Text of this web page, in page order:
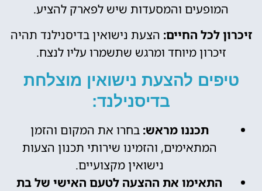
המופעים והמסעדות שיש לפארק להציע.
זיכרון לכל החיים: הצעת נישואין בדיסנילנד תהיה
זיכרון מיוחד ומרגש שתשמרו עליו לנצח.
טיפים להצעת נישואין מוצלחת
בדיסנילנד:
תכננו מראש: בחרו את המקום והזמן
המתאימים, והזמינו שירותי תכנון הצעות
נישואין מקצועיים.
התאימו את ההצעה לטעם האישי של בת